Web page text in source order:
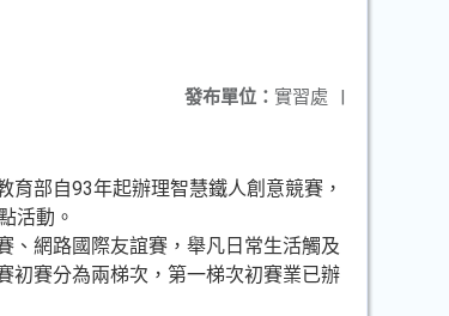
發布單位： 實習處 |
部自93年起辦理智慧鐵人創意競賽，
活動。
、網路國際友誼賽，舉凡日常生活觸及
初賽分為兩梯次，第一梯次初賽業已辦